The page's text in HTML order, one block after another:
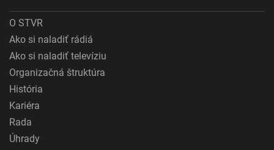
O STVR
Ako si naladiť rádiá
Ako si naladiť televíziu
Organizačná štruktúra
História
Kariéra
Rada
Úhrady